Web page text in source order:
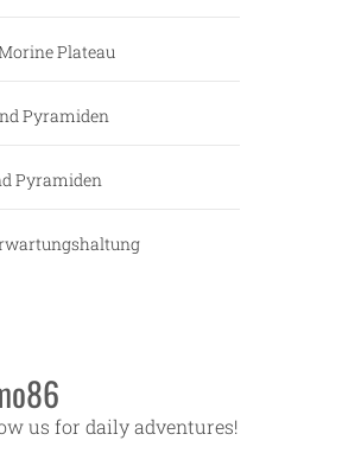
Plateau
Pyramiden
Pyramiden
us for daily adventures!